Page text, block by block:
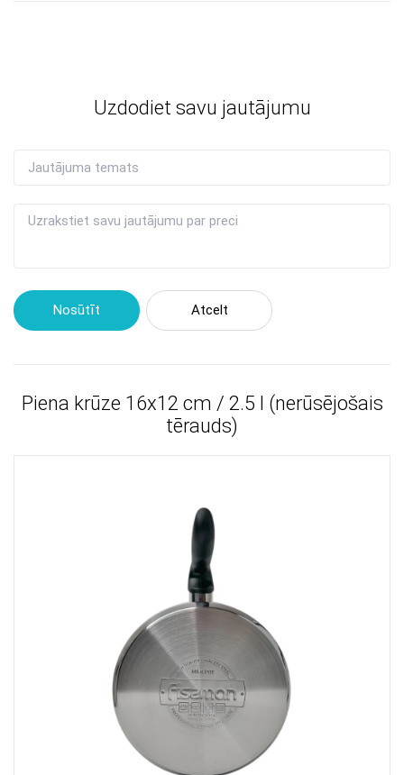
Uzdodiet savu jautājumu
Nosūtīt Atcelt
Piena krūze 16x12 cm / 2.5 l (nerūsējošais
tērauds)